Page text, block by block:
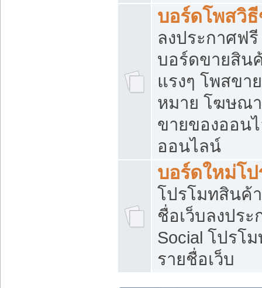
บอร์ดโพสวิ
ลงประกาศฟรี
บอร์ดขายสิน
แรงๆ โพสขา
หมาย โฆษณ
ขายของออน
ออนไลน์
บอร์ดใหม่โ
โปรโมทสินค้
ชื่อเว็บลงปร
Social โปรโ
รายชื่อเว็บ